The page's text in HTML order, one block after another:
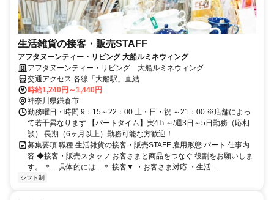
生活雑貨の接客・販売STAFF
アフタヌーンティー・リビング 大船ルミネウィング
アフタヌーンティー・リビング 大船ルミネウィング
交通アクセス 各線「大船駅」直結
時給1,240円～1,440円
神奈川県鎌倉市
勤務曜日・時間 9：15～22：00 土・日・祝 ～21：00 ※店舗によっ
て若干異なります 【パートタイム】実4ｈ～/週3日～5日勤務（応相
談） 長期（6ヶ月以上）勤務可能な方歓迎！
募集要項 職種 生活雑貨の接客・販売STAFF 雇用形態 パート 仕事内
容 ◆接客・販売スタッフ お客さまと商品をつなぐ 役割をお願いしま
す。 ＊…具体的には…＊ 接客▼ ・お客さま対応 ・生活...
シフト制